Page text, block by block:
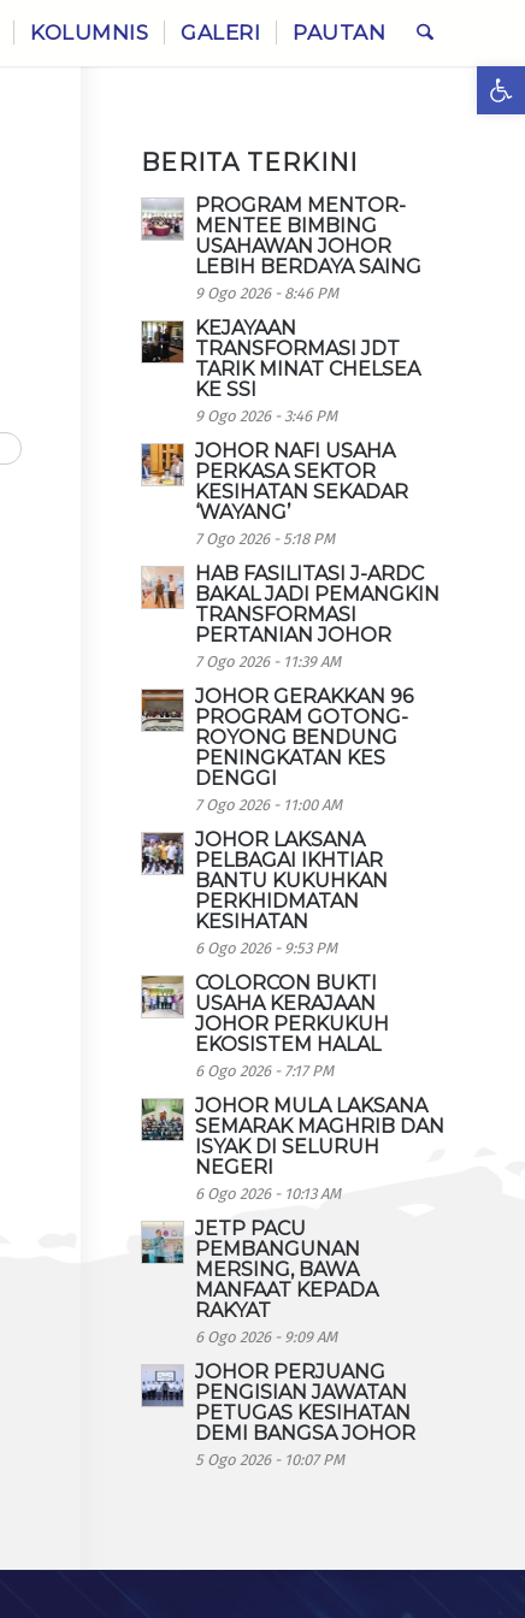
KOLUMNIS GALERI PAUTAN
BERITA TERKINI
PROGRAM MENTOR-
MENTEE BIMBING
USAHAWAN JOHOR
LEBIH BERDAYA SAING
9 Ogo 2026 - 8:46 PM
KEJAYAAN
TRANSFORMASI JDT
TARIK MINAT CHELSEA
KE SSI
9 Ogo 2026 - 3:46 PM
JOHOR NAFI USAHA
PERKASA SEKTOR
KESIHATAN SEKADAR
‘WAYANG’
7 Ogo 2026 - 5:18 PM
HAB FASILITASI J-ARDC
BAKAL JADI PEMANGKIN
TRANSFORMASI
PERTANIAN JOHOR
7 Ogo 2026 - 11:39 AM
JOHOR GERAKKAN 96
PROGRAM GOTONG-
ROYONG BENDUNG
PENINGKATAN KES
DENGGI
7 Ogo 2026 - 11:00 AM
JOHOR LAKSANA
PELBAGAI IKHTIAR
BANTU KUKUHKAN
PERKHIDMATAN
KESIHATAN
6 Ogo 2026 - 9:53 PM
COLORCON BUKTI
USAHA KERAJAAN
JOHOR PERKUKUH
EKOSISTEM HALAL
6 Ogo 2026 - 7:17 PM
JOHOR MULA LAKSANA
SEMARAK MAGHRIB DAN
ISYAK DI SELURUH
NEGERI
6 Ogo 2026 - 10:13 AM
JETP PACU
PEMBANGUNAN
MERSING, BAWA
MANFAAT KEPADA
RAKYAT
6 Ogo 2026 - 9:09 AM
JOHOR PERJUANG
PENGISIAN JAWATAN
PETUGAS KESIHATAN
DEMI BANGSA JOHOR
5 Ogo 2026 - 10:07 PM